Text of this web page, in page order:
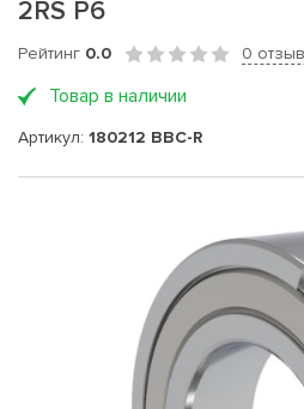
2RS P6
Рейтинг 0.0 0
Товар в наличии
Артикул: 180212 BBC-R